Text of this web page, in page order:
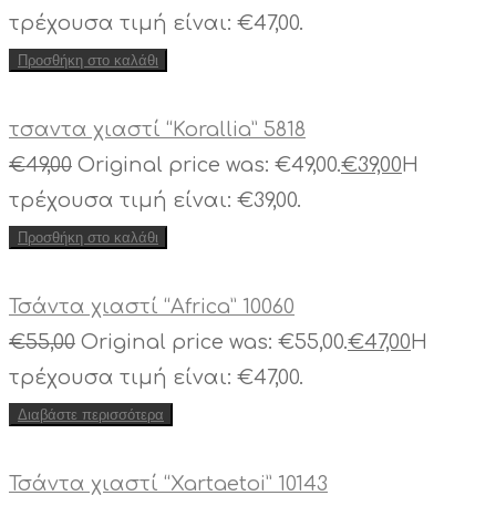
τρέχουσα τιμή είναι: €47,00.
Προσθήκη στο καλάθι
τσαντα χιαστί “Korallia” 5818
€49,00 Original price was: €49,00.€39,00 Η
τρέχουσα τιμή είναι: €39,00.
Προσθήκη στο καλάθι
Τσάντα χιαστί “Africa” 10060
€55,00 Original price was: €55,00.€47,00 Η
τρέχουσα τιμή είναι: €47,00.
Διαβάστε περισσότερα
Τσάντα χιαστί “Xartaetoi” 10143